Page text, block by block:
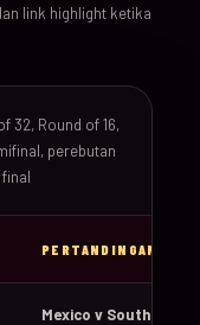
link highlight ketika
32, Round of 16,
perebutan
PERTANDINGAN
Mexico v South Africa